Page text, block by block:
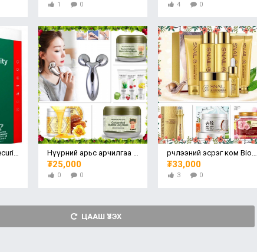
1 0 4 0
Kaspersky Internet Security 2020 1 жил 1 компьютер Нүүрний арьс арчилгаа ком
₮25,000
0 0
Үрчлээний эсрэг ком BioAqua
₮33,000
3 0
ЦААШ ҮЗЭХ